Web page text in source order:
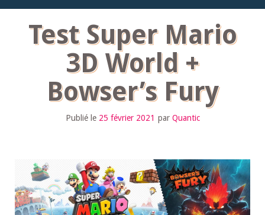
Test Super Mario
3D World +
Bowser’s Fury
Publié le 25 février 2021 par Quantic